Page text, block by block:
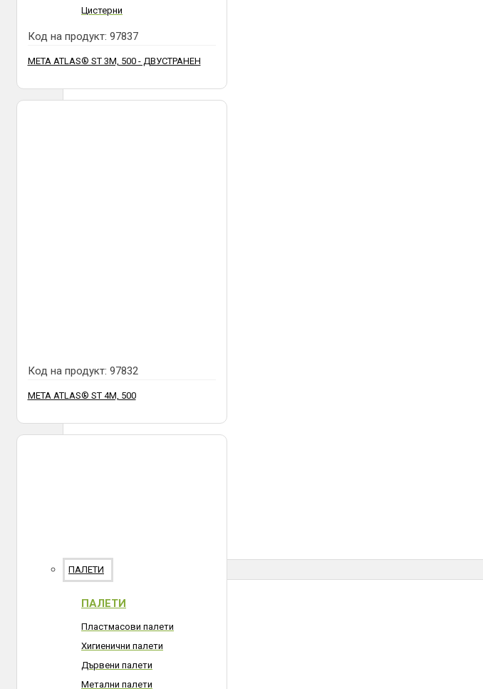
Цистерни
ПАЛЕТИ
ПАЛЕТИ
Пластмасови палети
Хигиенични палети
Дървени палети
Метални палети
Код на продукт: 97837
META ATLAS® ST 3М, 500 - ДВУСТРАНЕН
Код на продукт: 97832
META ATLAS® ST 4М, 500